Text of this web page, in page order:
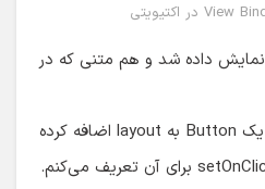
طبق تصویر فوق هم layout نمایش داده شد و هم متنی که در
برای تمرین و آشنایی بیشتر، یک Button به layout اضافه کرده
و در اکتیویتی یک setOnClickListener برای آن تعریف می‌کنم.